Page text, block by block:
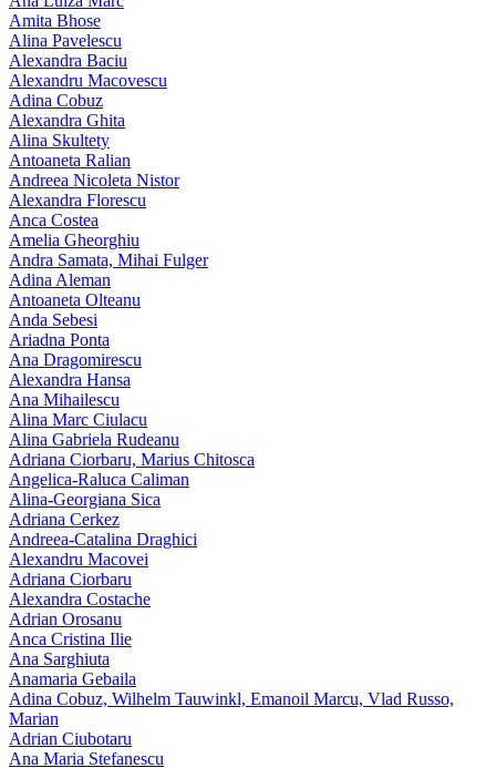
Amita Bhose
Alina Pavelescu
Alexandra Baciu
Alexandru Macovescu
Adina Cobuz
Alexandra Ghita
Alina Skultety
Antoaneta Ralian
Andreea Nicoleta Nistor
Alexandra Florescu
Anca Costea
Amelia Gheorghiu
Andra Samata, Mihai Fulger
Adina Aleman
Antoaneta Olteanu
Anda Sebesi
Ariadna Ponta
Ana Dragomirescu
Alexandra Hansa
Ana Mihailescu
Alina Marc Ciulacu
Alina Gabriela Rudeanu
Adriana Ciorbaru, Marius Chitosca
Angelica-Raluca Caliman
Alina-Georgiana Sica
Adriana Cerkez
Andreea-Catalina Draghici
Alexandru Macovei
Adriana Ciorbaru
Alexandra Costache
Adrian Orosanu
Anca Cristina Ilie
Ana Sarghiuta
Anamaria Gebaila
Adina Cobuz, Wilhelm Tauwinkl, Emanoil Marcu, Vlad Russo,
Marian
Adrian Ciubotaru
Ana Maria Stefanescu